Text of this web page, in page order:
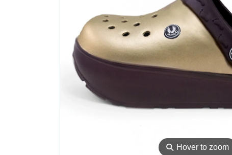
⚲ Hover to zoom